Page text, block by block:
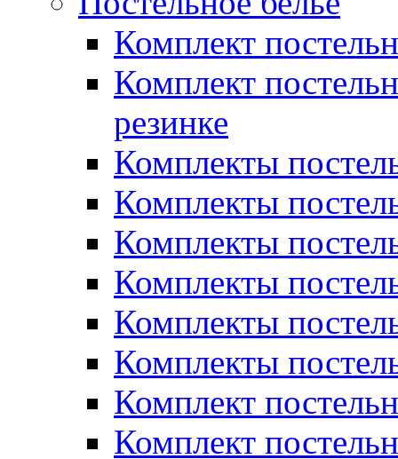
Комплект
Комплект
резинке
Комплекты
Комплекты
Комплекты
Комплекты
Комплекты
Комплекты
Комплект
Комплект